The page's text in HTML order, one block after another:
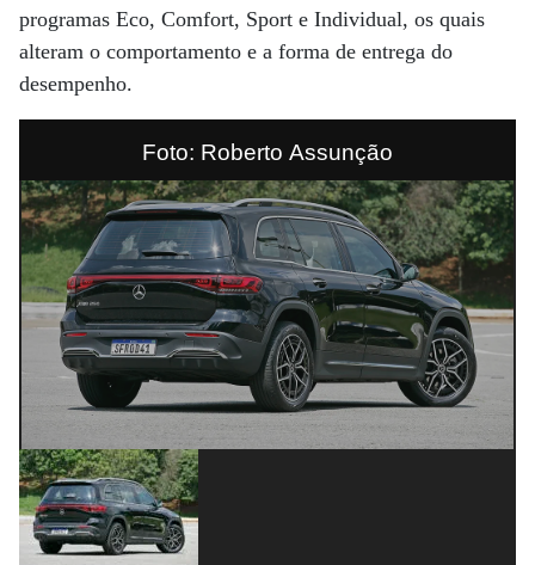
programas Eco, Comfort, Sport e Individual, os quais
alteram o comportamento e a forma de entrega do
desempenho.
Foto: Roberto Assunção